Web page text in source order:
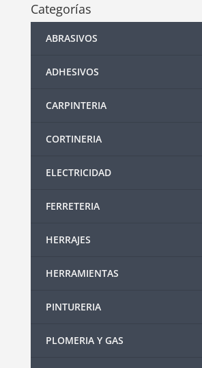
Categorías
ABRASIVOS
ADHESIVOS
CARPINTERIA
CORTINERIA
ELECTRICIDAD
FERRETERIA
HERRAJES
HERRAMIENTAS
PINTURERIA
PLOMERIA Y GAS